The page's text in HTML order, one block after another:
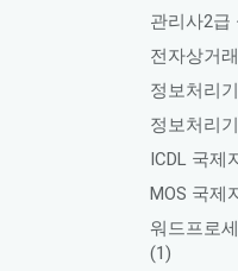
관리사2급
전자상거
정보처리
정보처리
ICDL 국제
MOS 국제
워드프로
(1)